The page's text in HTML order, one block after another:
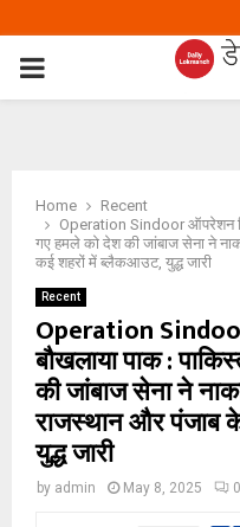
PRIMARY
Home
Recent
Operation Sindoor ऑपरेशन
गए हमले को देश की जांबाज सेना ने
कई शहरों में ब्लैकआउट, युद्ध जारी
Recent
Operation
बौखलाया पाक :
की जांबाज सेना ने
राजस्थान और
युद्ध जारी
by admin May 8, 2025 0